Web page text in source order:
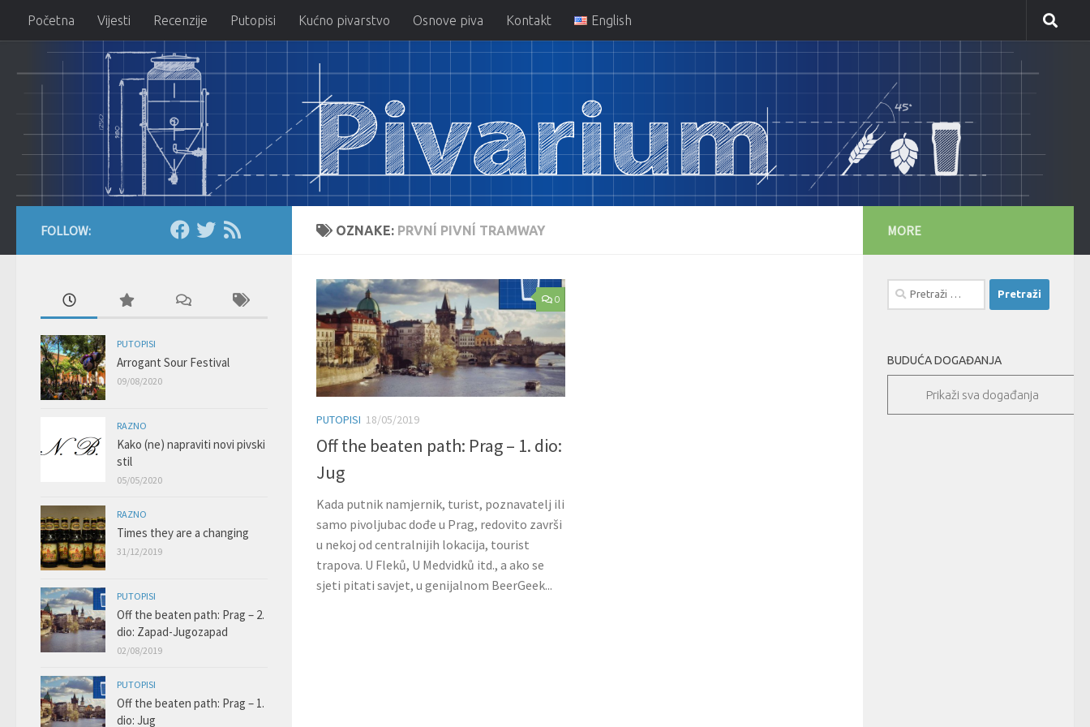
Skip to content
Početna Vijesti Recenzije Putopisi Kućno pivarstvo Osnove piva Kontakt English
OZNAKE: PRVNÍ PIVNÍ TRAMWAY
0
PUTOPISI 18/05/2019
Off the beaten path: Prag – 1. dio:
Jug
Kada putnik namjernik, turist, poznavatelj ili
samo pivoljubac dođe u Prag, redovito završi
u nekoj od centralnijih lokacija, tourist
trapova. U Fleků, U Medvidků itd., a ako se
sjeti pitati savjet, u genijalnom BeerGeek...
FOLLOW:
PUTOPISI
Arrogant Sour Festival
09/08/2020
RAZNO
Kako (ne) napraviti novi pivski
stil
05/05/2020
RAZNO
Times they are a changing
31/12/2019
PUTOPISI
Off the beaten path: Prag – 2.
dio: Zapad-Jugozapad
02/08/2019
PUTOPISI
Off the beaten path: Prag – 1.
dio: Jug
MORE
Pretraži:
BUDUĆA DOGAĐANJA
Prikaži sva događanja